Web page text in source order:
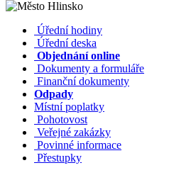
Úřední hodiny
Úřední deska
Objednání online
Dokumenty a formuláře
Finanční dokumenty
Odpady
Místní poplatky
Pohotovost
Veřejné zakázky
Povinné informace
Přestupky